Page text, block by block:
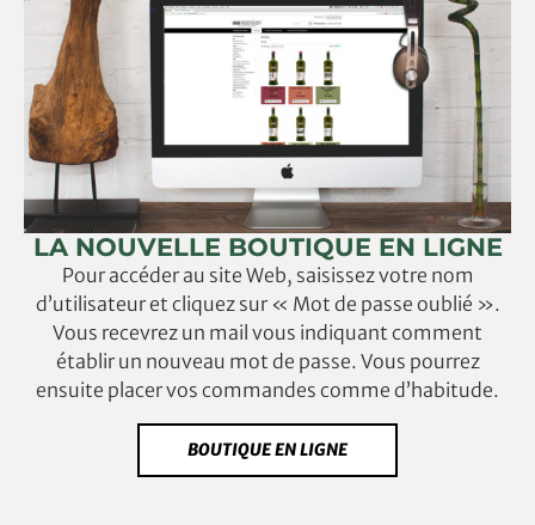
LA NOUVELLE BOUTIQUE EN LIGNE
Pour accéder au site Web, saisissez votre nom
d’utilisateur et cliquez sur « Mot de passe oublié ».
Vous recevrez un mail vous indiquant comment
établir un nouveau mot de passe. Vous pourrez
ensuite placer vos commandes comme d’habitude.
BOUTIQUE EN LIGNE